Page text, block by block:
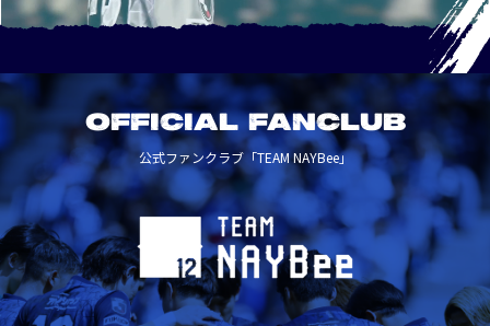
OFFICIAL FANCLUB
公式ファンクラブ「TEAM NAYBee」